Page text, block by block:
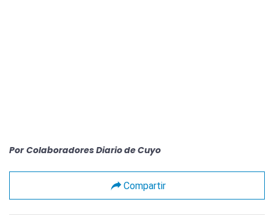
Por Colaboradores Diario de Cuyo
Compartir